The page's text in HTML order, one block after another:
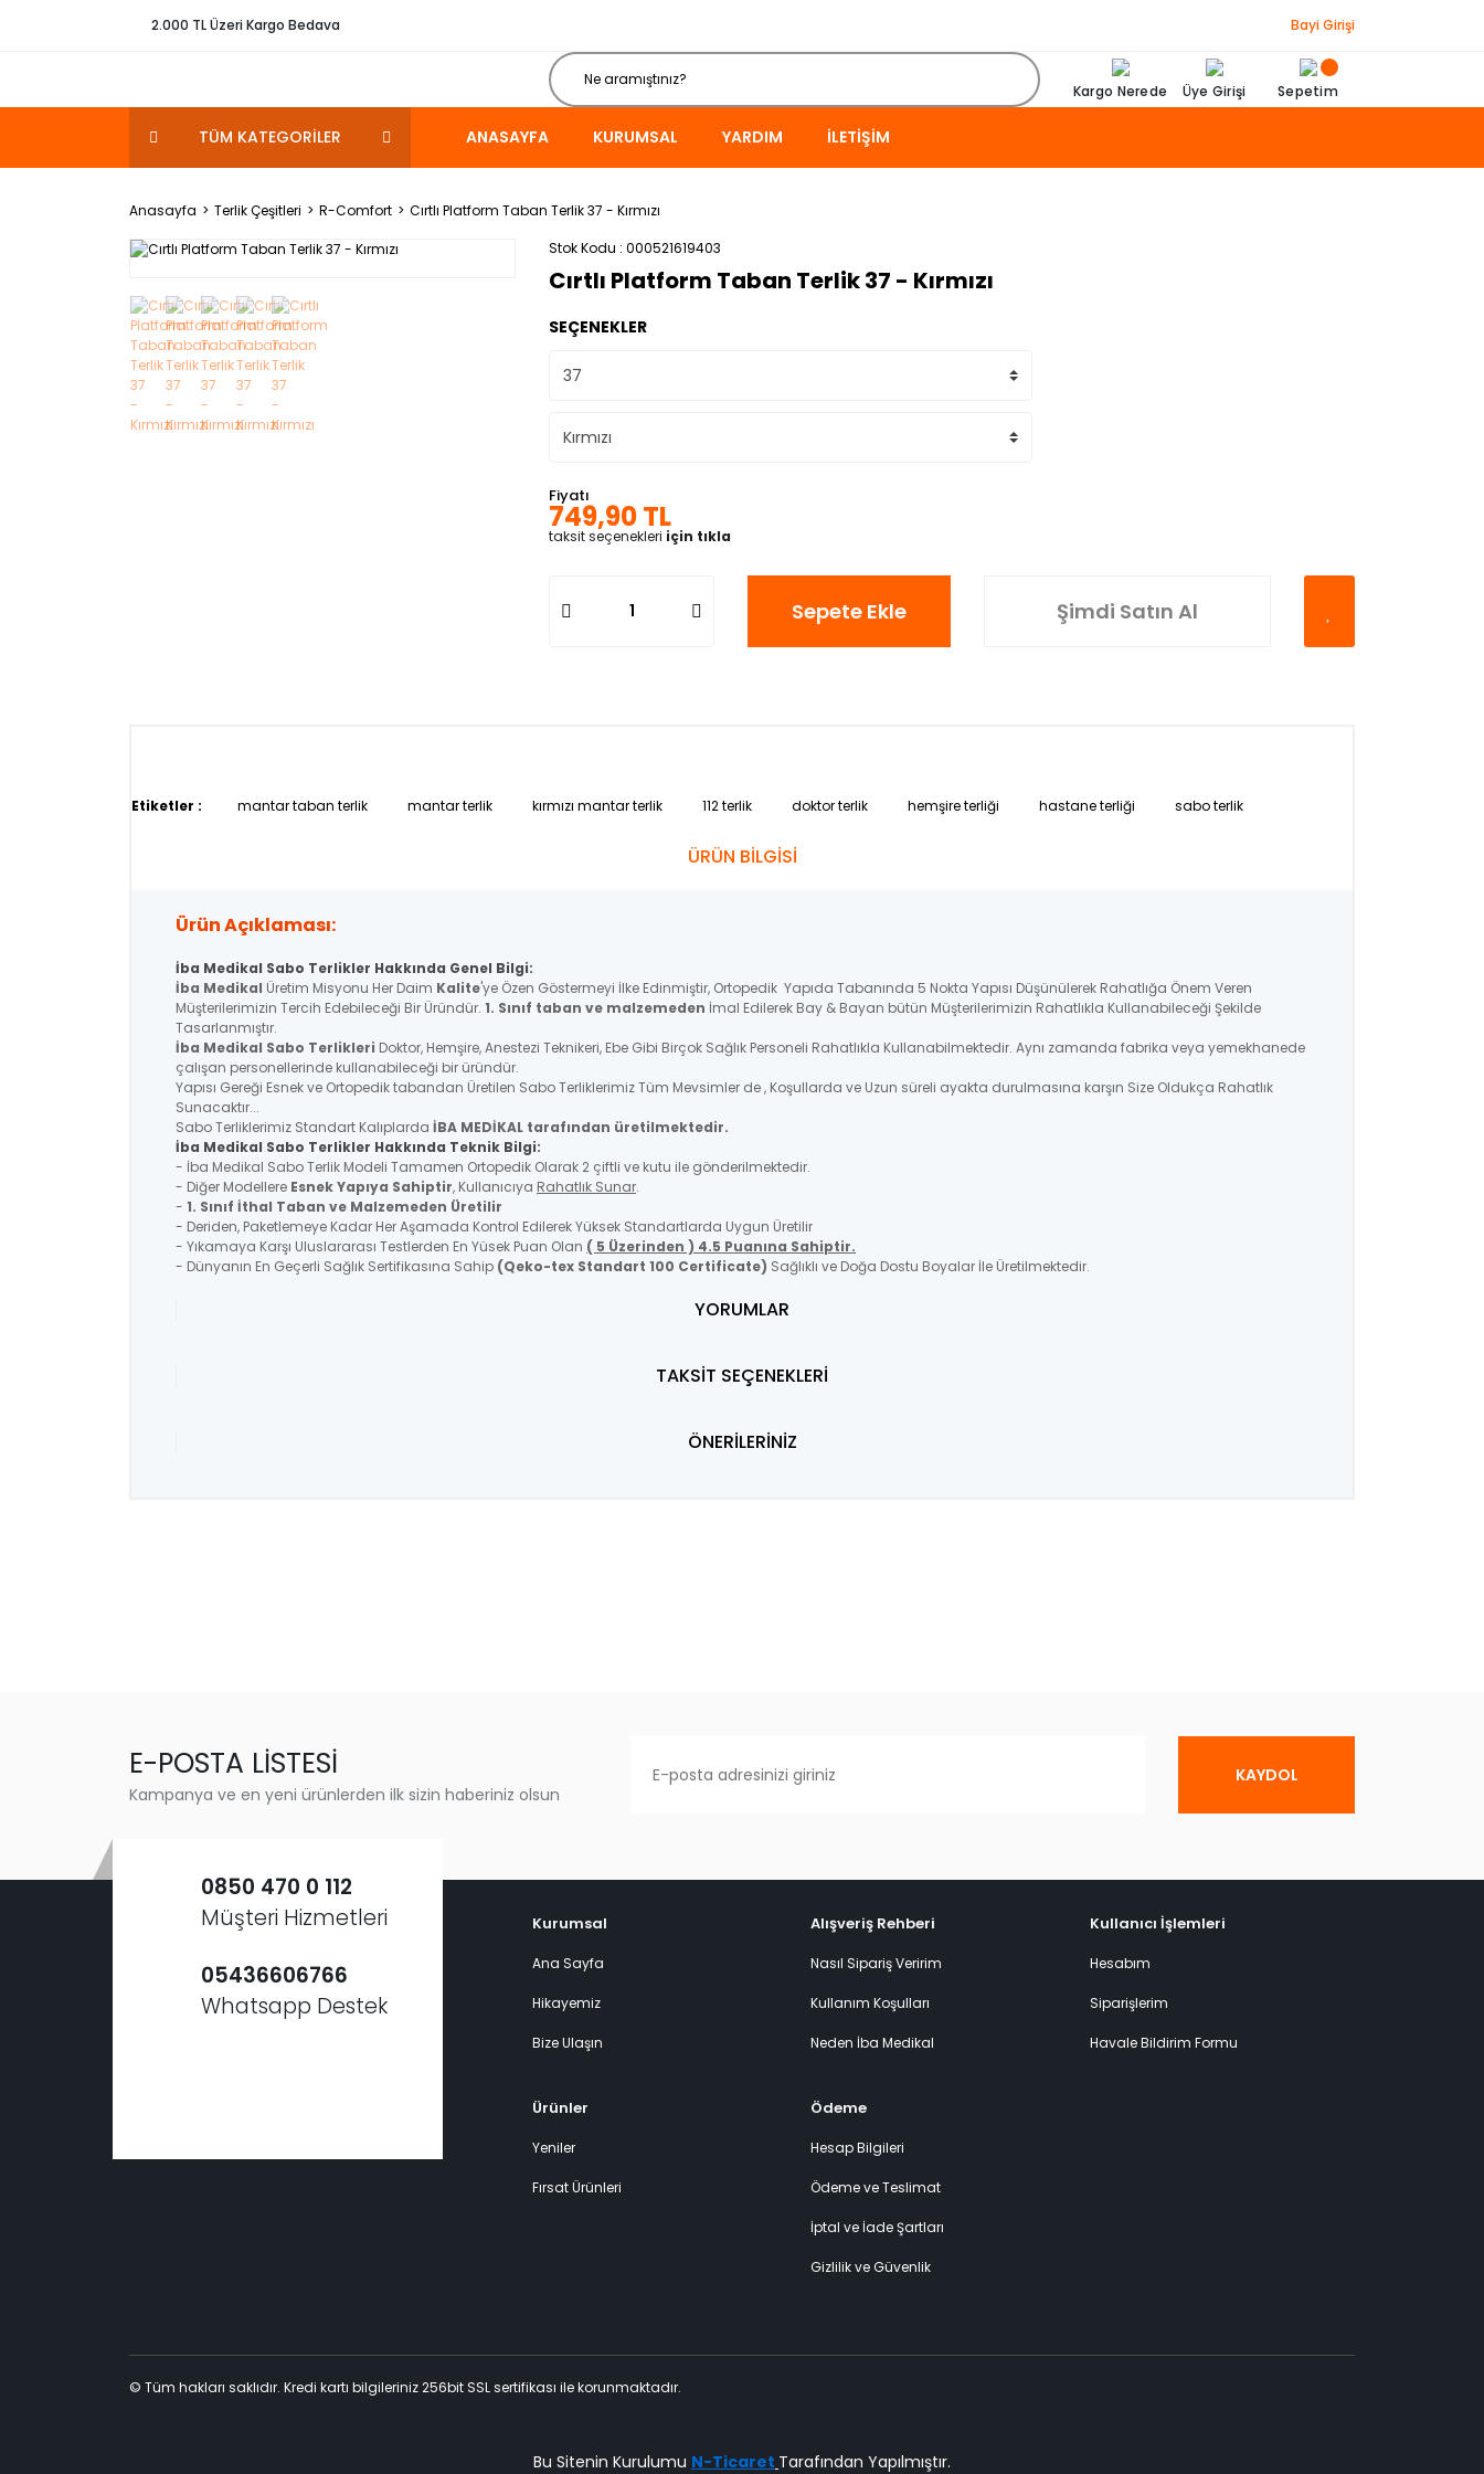
2.000 TL Üzeri Kargo Bedava Bayi Girişi
Kargo Nerede Üye Girişi Sepetim
TÜM KATEGORİLER ANASAYFA KURUMSAL YARDIM İLETIŞIM
Anasayfa Terlik Çeşitleri R-Comfort
Cırtlı Platform Taban Terlik 37 - Kırmızı
Stok Kodu 000521619403
Cırtlı Platform Taban Terlik 37 - Kırmızı
SEÇENEKLER
Fiyatı
749,90 TL
taksit seçenekleri için tıkla
Sepete Ekle Şimdi Satın Al
ÜRÜN BİLGİSİ
Ürün Açıklaması:
İba Medikal Sabo Terlikler Hakkında Genel Bilgi:
İba Medikal Üretim Misyonu Her Daim Kalite'ye Özen Göstermeyi İlke Edinmiştir, Ortopedik Yapıda Tabanında 5 Nokta Yapısı Düşünülerek Rahatlığa Önem Veren
Müşterilerimizin Tercih Edebileceği Bir Üründür. 1. Sınıf taban ve malzemeden İmal Edilerek Bay & Bayan bütün Müşterilerimizin Rahatlıkla Kullanabileceği Şekilde
Tasarlanmıştır.
İba Medikal Sabo Terlikleri Doktor, Hemşire, Anestezi Teknikeri, Ebe Gibi Birçok Sağlık Personeli Rahatlıkla Kullanabilmektedir. Aynı zamanda fabrika veya yemekhanede
çalışan personellerinde kullanabileceği bir üründür.
Yapısı Gereği Esnek ve Ortopedik tabandan Üretilen Sabo Terliklerimiz Tüm Mevsimler de , Koşullarda ve Uzun süreli ayakta durulmasına karşın Size Oldukça Rahatlık
Sunacaktır...
Sabo Terliklerimiz Standart Kalıplarda İBA MEDİKAL tarafından üretilmektedir.
İba Medikal Sabo Terlikler Hakkında Teknik Bilgi:
- İba Medikal Sabo Terlik Modeli Tamamen Ortopedik Olarak 2 çiftli ve kutu ile gönderilmektedir.
- Diğer Modellere Esnek Yapıya Sahiptir, Kullanıcıya Rahatlık Sunar.
- 1. Sınıf İthal Taban ve Malzemeden Üretilir
- Deriden, Paketlemeye Kadar Her Aşamada Kontrol Edilerek Yüksek Standartlarda Uygun Üretilir
- Yıkamaya Karşı Uluslararası Testlerden En Yüsek Puan Olan ( 5 Üzerinden ) 4.5 Puanına Sahiptir.
- Dünyanın En Geçerli Sağlık Sertifikasına Sahip (Qeko-tex Standart 100 Certificate) Sağlıklı ve Doğa Dostu Boyalar İle Üretilmektedir.
YORUMLAR
TAKSİT SEÇENEKLERİ
ÖNERİLERİNİZ
Etiketler : mantar taban terlik mantar terlik kırmızı mantar terlik 112 terlik doktor terlik hemşire terliği hastane terliği sabo terlik
E-POSTA LİSTESİ
Kampanya ve en yeni ürünlerden ilk sizin haberiniz olsun
KAYDOL
0850 470 0 112
Müşteri Hizmetleri
05436606766
Whatsapp Destek
Kurumsal
Ana Sayfa
Hikayemiz
Bize Ulaşın
Alışveriş Rehberi
Nasıl Sipariş Veririm
Kullanım Koşulları
Neden İba Medikal
Ürünler
Yeniler
Fırsat Ürünleri
Ödeme
Hesap Bilgileri
Ödeme ve Teslimat
İptal ve İade Şartları
Gizlilik ve Güvenlik
Kullanıcı İşlemleri
Hesabım
Siparişlerim
Havale Bildirim Formu
© Tüm hakları saklıdır. Kredi kartı bilgileriniz 256bit SSL sertifikası ile korunmaktadır.
Bu Sitenin Kurulumu N-Ticaret Tarafından Yapılmıştır.